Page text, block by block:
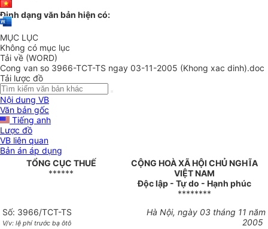
Định dạng văn bản hiện có:
MỤC LỤC
Không có mục lục
Tải về (WORD)
Cong van so 3966-TCT-TS ngay 03-11-2005 (Khong xac dinh).doc
Tải lược đồ
Nội dung VB
Văn bản gốc
Tiếng anh
Lược đồ
VB liên quan
Bản án áp dụng
TỔNG CỤC THUẾ
******
CỘNG HOÀ XÃ HỘI CHỦ NGHĨA
VIỆT NAM
Độc lập - Tự do - Hạnh phúc
********
Số: 3966/TCT-TS
V/v: lệ phí trước bạ ôtô
Hà Nội, ngày 03 tháng 11 năm
2005